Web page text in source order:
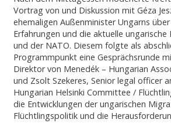
Vortrag von und Diskussion mit Géza
ehemaligen Außenminister Ungarns
Erfahrungen und die aktuelle ungarische
und der NATO. Diesem folgte als
Programmpunkt eine Gesprächsrunde
Direktor von Menedék – Hungarian
und Zsolt Szekeres, Senior legal officer
Hungarian Helsinki Committee /
die Entwicklungen der ungarischen
Flüchtlingspolitik und die